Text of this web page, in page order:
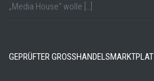
„Media House“ wolle […]
GEPRÜFTER GROSSHANDELSMARKTPLATZ